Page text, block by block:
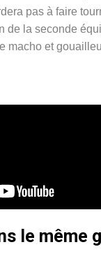
pas à faire
de la seconde
macho et
le même